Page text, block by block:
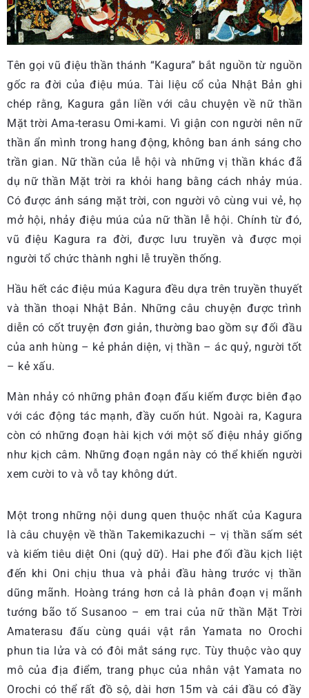
Tên gọi vũ điệu thần thánh “Kagura” bắt nguồn từ nguồn
gốc ra đời của điệu múa. Tài liệu cổ của Nhật Bản ghi
chép rằng, Kagura gắn liền với câu chuyện về nữ thần
Mặt trời Ama-terasu Omi-kami. Vì giận con người nên nữ
thần ẩn mình trong hang động, không ban ánh sáng cho
trần gian. Nữ thần của lễ hội và những vị thần khác đã
dụ nữ thần Mặt trời ra khỏi hang bằng cách nhảy múa.
Có được ánh sáng mặt trời, con người vô cùng vui vẻ, họ
mở hội, nhảy điệu múa của nữ thần lễ hội. Chính từ đó,
vũ điệu Kagura ra đời, được lưu truyền và được mọi
người tổ chức thành nghi lễ truyền thống.
Hầu hết các điệu múa Kagura đều dựa trên truyền thuyết
và thần thoại Nhật Bản. Những câu chuyện được trình
diễn có cốt truyện đơn giản, thường bao gồm sự đối đầu
của anh hùng – kẻ phản diện, vị thần – ác quỷ, người tốt
– kẻ xấu.
Màn nhảy có những phân đoạn đấu kiếm được biên đạo
với các động tác mạnh, đầy cuốn hút. Ngoài ra, Kagura
còn có những đoạn hài kịch với một số điệu nhảy giống
như kịch câm. Những đoạn ngắn này có thể khiến người
xem cười to và vỗ tay không dứt.
Một trong những nội dung quen thuộc nhất của Kagura
là câu chuyện về thần Takemikazuchi – vị thần sấm sét
và kiếm tiêu diệt Oni (quỷ dữ). Hai phe đối đầu kịch liệt
đến khi Oni chịu thua và phải đầu hàng trước vị thần
dũng mãnh. Hoàng tráng hơn cả là phân đoạn vị mãnh
tướng bão tố Susanoo – em trai của nữ thần Mặt Trời
Amaterasu đấu cùng quái vật rắn Yamata no Orochi
phun tia lửa và có đôi mắt sáng rực. Tùy thuộc vào quy
mô của địa điểm, trang phục của nhân vật Yamata no
Orochi có thể rất đồ sộ, dài hơn 15m và cái đầu có đầy